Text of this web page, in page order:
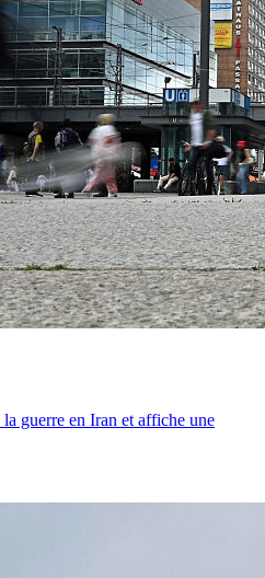
guerre en Iran et affiche une